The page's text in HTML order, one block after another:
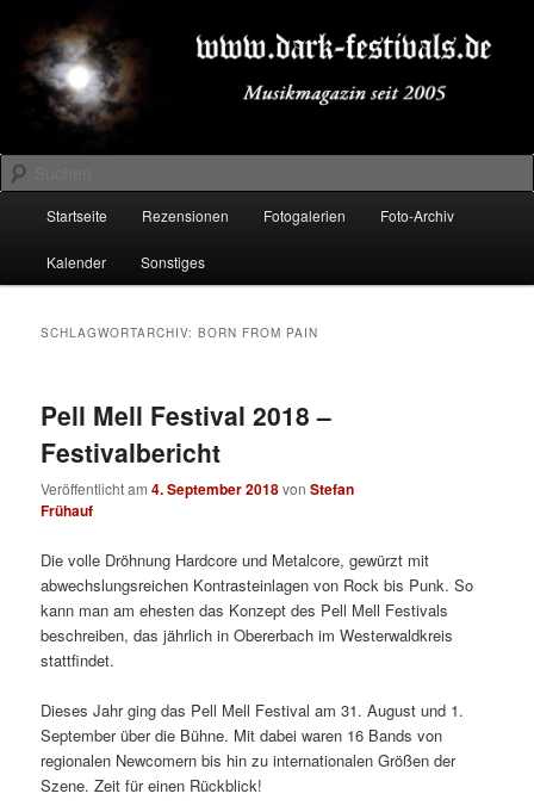
primären
Inhalt
springen
sekundären
Inhalt
springenDARK-FESTIVALS.DE
Suchen
Startseite Rezensionen Fotogalerien Foto-Archiv
Kalender Sonstiges
SCHLAGWORTARCHIV:BORN FROM PAIN
Pell Mell Festival 2018 –
Festivalbericht
Veröffentlicht am4. September 2018vonStefan
Frühauf
Die volle Dröhnung Hardcore und Metalcore, gewürzt mit
abwechslungsreichen Kontrasteinlagen von Rock bis Punk. So
kann man am ehesten das Konzept des Pell Mell Festivals
beschreiben, das jährlich in Obererbach im Westerwaldkreis
stattfindet.
Dieses Jahr ging das Pell Mell Festival am 31. August und 1.
September über die Bühne. Mit dabei waren 16 Bands von
regionalen Newcomern bis hin zu internationalen Größen der
Szene. Zeit für einen Rückblick!